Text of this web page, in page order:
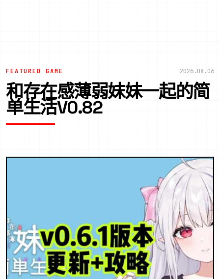
FEATURED GAME 2026.08.06
和存在感薄弱妹妹一起的简
单生活V0.82